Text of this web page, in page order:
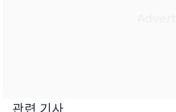
관련 기사